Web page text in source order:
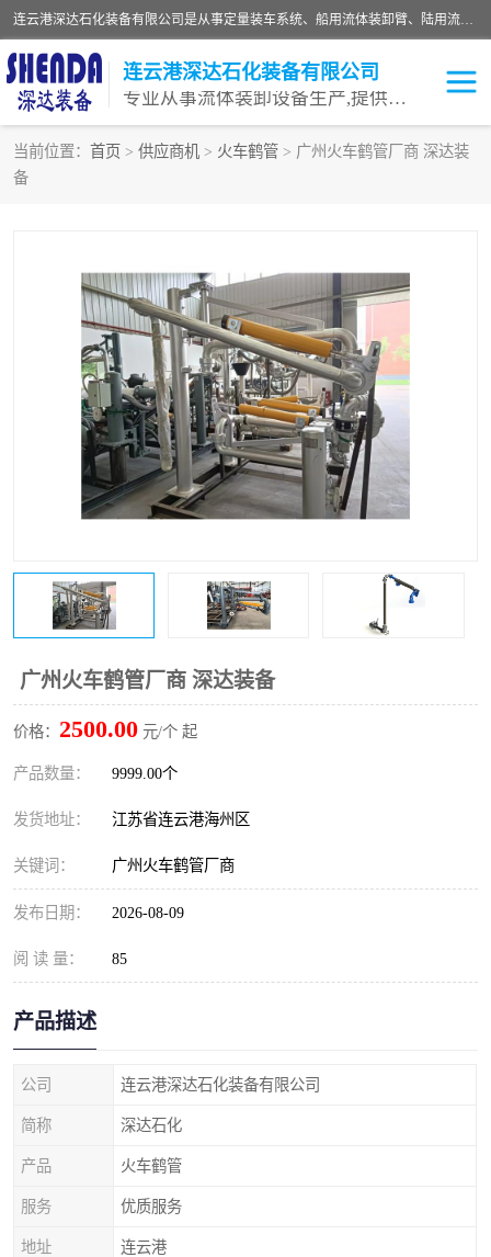
连云港深达石化装备有限公司是从事定量装车系统、船用流体装卸臂、陆用流体装卸臂（鹤管）、活动梯、钢构平台等全系列流体装卸设备的设计、制造、销售以及服务的专业供应商。公司始终以客户为中心，密切跟踪国内外油气储运及装卸设备先进技术的发展，以先进的技术、优质的产品、一流的服务，满足客户需求。
连云港深达石化装备有限公司
专业从事流体装卸设备生产,提供全面解决方案，生产与定制服务
当前位置： 首页 > 供应商机 > 火车鹤管 > 广州火车鹤管厂商 深达装
备
广州火车鹤管厂商 深达装备
价格： 2500.00 元/个 起
产品数量： 9999.00个
发货地址： 江苏省连云港海州区
关键词： 广州火车鹤管厂商
发布日期： 2026-08-09
阅 读 量： 85
产品描述
公司 连云港深达石化装备有限公司
简称 深达石化
产品 火车鹤管
服务 优质服务
地址 连云港
液氨装鹤管 潜油泵鹤管
流体装卸臂 输油臂
撬装鹤管 汽车鹤管
火车鹤管